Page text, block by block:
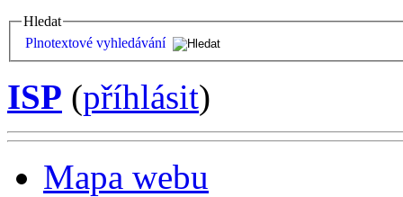
Hledat
Plnotextové vyhledávání
ISP (příhlásit)
Mapa webu